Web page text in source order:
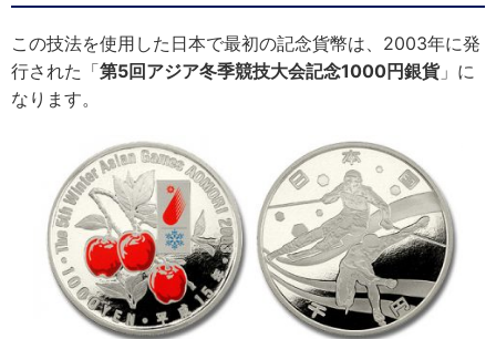
この技法を使用した日本で最初の記念貨幣は、2003年に発
行された「第5回アジア冬季競技大会記念1000円銀貨」に
なります。